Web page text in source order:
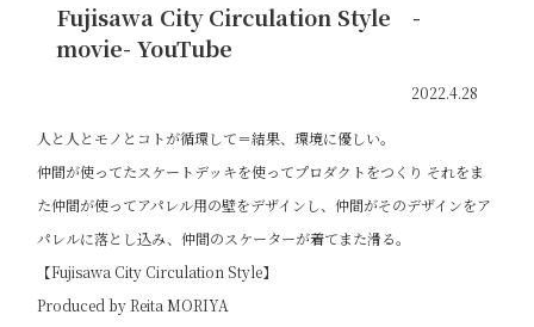
Fujisawa City Circulation Style -
movie- YouTube
2022.4.28
人と人とモノとコトが循環して＝結果、環境に優しい。
仲間が使ってたスケートデッキを使ってプロダクトをつくり それをま
た仲間が使ってアパレル用の壁をデザインし、仲間がそのデザインをア
パレルに落とし込み、仲間のスケーターが着てまた滑る。
【Fujisawa City Circulation Style】
Produced by Reita MORIYA